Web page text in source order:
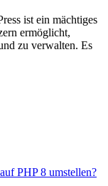
ist ein mächtiges
ermöglicht,
zu verwalten. Es
PHP 8 umstellen?